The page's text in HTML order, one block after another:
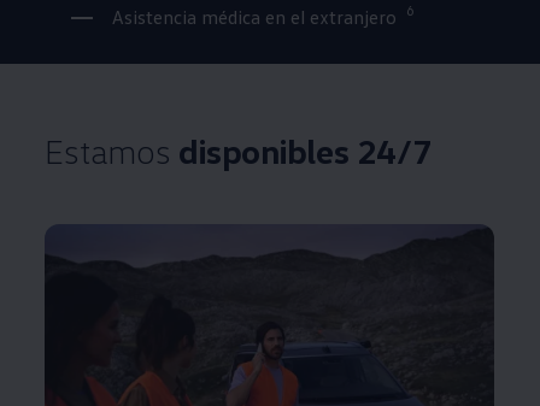
Asistencia médica en el extranjero 6
Estamos disponibles 24/7